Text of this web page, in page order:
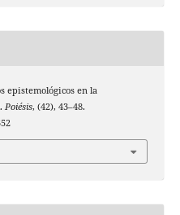
epistemológicos en la
Poiésis, (42), 43–48.